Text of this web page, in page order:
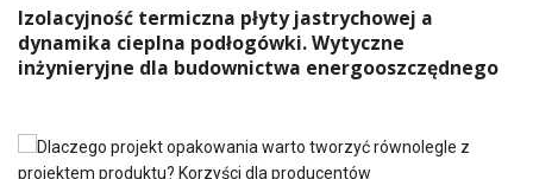
Izolacyjność termiczna płyty jastrychowej a
dynamika cieplna podłogówki. Wytyczne
inżynieryjne dla budownictwa energooszczędnego